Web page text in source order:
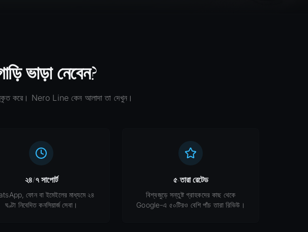
ভাড়া নেবেন?
করে। Nero Line কেন আলাদা তা দেখুন।
২৪/৭ সাপোর্ট
ফোন বা ইমেইলের মাধ্যমে ২৪
ঘণ্টা নিবেদিত কনসিয়ার্জ সেবা।
৫-তারা রেটেড
বিশ্বজুড়ে সন্তুষ্ট গ্রাহকদের কাছ থেকে
Google-এ ৫০টিরও বেশি পাঁচ তারা রিভিউ।